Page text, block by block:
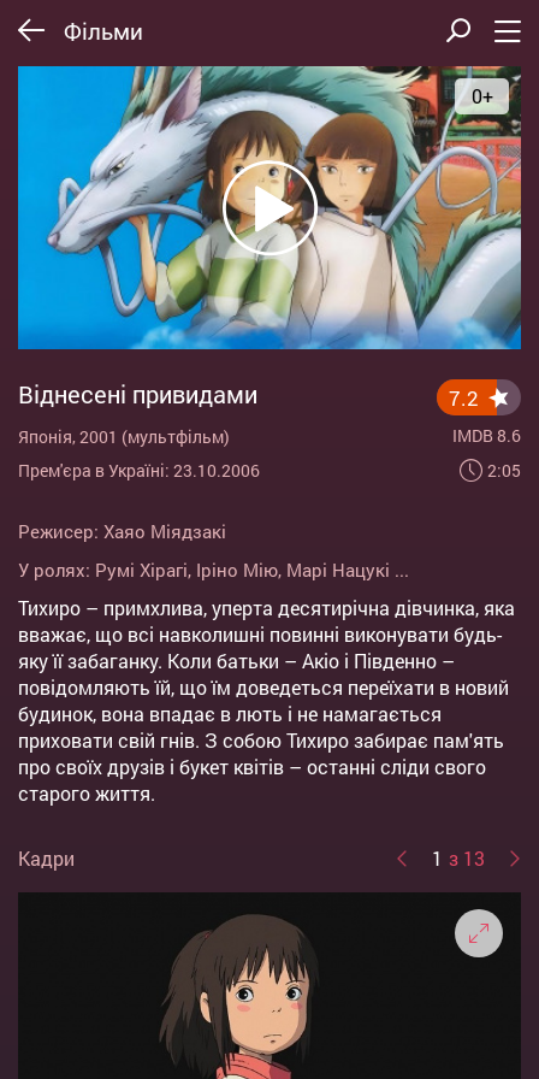
Фільми
0+
Віднесені привидами
Японія, 2001 (мультфільм)
Прем'єра в Україні: 23.10.2006
7.2
IMDB 8.6
2:05
Режисер: Хаяо Міядзакі
У ролях: Румі Хірагі, Іріно Мію, Марі Нацукі ...
Тихиро – примхлива, уперта десятирічна дівчинка, яка
вважає, що всі навколишні повинні виконувати будь-
яку її забаганку. Коли батьки – Акіо і Південно –
повідомляють їй, що їм доведеться переїхати в новий
будинок, вона впадає в лють і не намагається
приховати свій гнів. З собою Тихиро забирає пам'ять
про своїх друзів і букет квітів – останні сліди свого
старого життя.
Кадри 1 з 13